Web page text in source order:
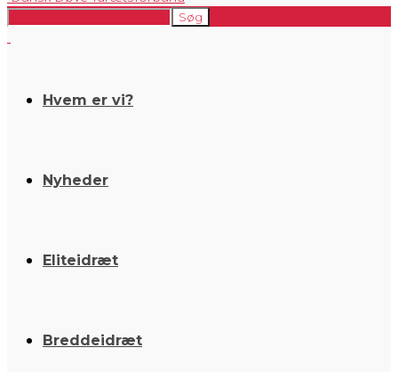
Hvem er vi?
Nyheder
Eliteidræt
Breddeidræt